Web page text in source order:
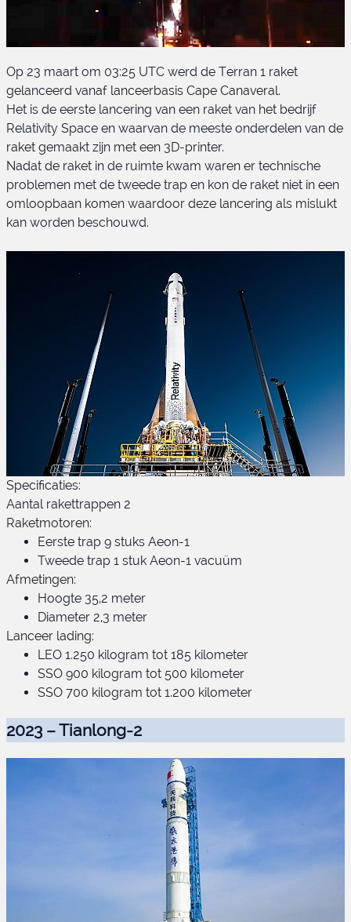
Terran 1 lancering
Op 23 maart om 03:25 UTC werd de Terran 1 raket
gelanceerd vanaf lanceerbasis Cape Canaveral.
Het is de eerste lancering van een raket van het bedrijf
Relativity Space en waarvan de meeste onderdelen van de
raket gemaakt zijn met een 3D-printer.
Nadat de raket in de ruimte kwam waren er technische
problemen met de tweede trap en kon de raket niet in een
omloopbaan komen waardoor deze lancering als mislukt
kan worden beschouwd.
Specificaties:
Aantal rakettrappen 2
Raketmotoren:
Eerste trap 9 stuks Aeon-1
Tweede trap 1 stuk Aeon-1 vacuüm
Afmetingen:
Hoogte 35,2 meter
Diameter 2,3 meter
Lanceer lading:
LEO 1.250 kilogram tot 185 kilometer
SSO 900 kilogram tot 500 kilometer
SSO 700 kilogram tot 1.200 kilometer
2023 – Tianlong-2